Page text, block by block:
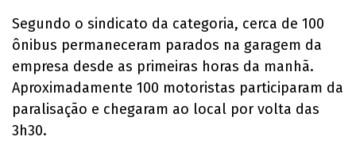
Segundo o sindicato da categoria, cerca de 100
ônibus permaneceram parados na garagem da
empresa desde as primeiras horas da manhã.
Aproximadamente 100 motoristas participaram da
paralisação e chegaram ao local por volta das
3h30.